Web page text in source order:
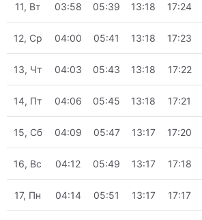
11, Вт 03:58 05:39 13:18 17:24
12, Ср 04:00 05:41 13:18 17:23
13, Чт 04:03 05:43 13:18 17:22
14, Пт 04:06 05:45 13:18 17:21
15, Сб 04:09 05:47 13:17 17:20
16, Вс 04:12 05:49 13:17 17:18
17, Пн 04:14 05:51 13:17 17:17